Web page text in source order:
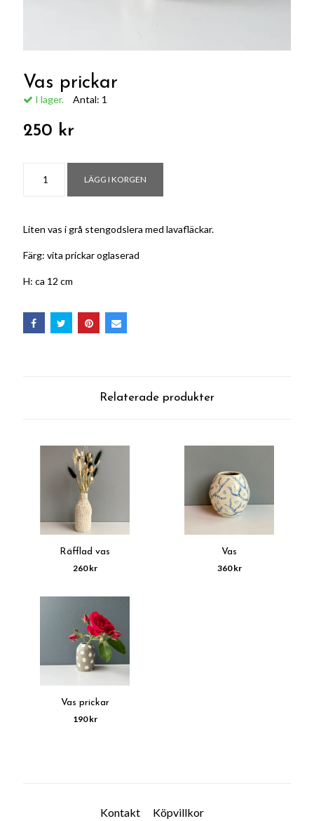
Vas prickar
I lager. Antal: 1
250 kr
LÄGG I KORGEN
Liten vas i grå stengodslera med lavafläckar.
Färg: vita prickar oglaserad
H: ca 12 cm
Relaterade produkter
Räfflad vas
260 kr
Vas
360 kr
Vas prickar
190 kr
Kontakt Köpvillkor